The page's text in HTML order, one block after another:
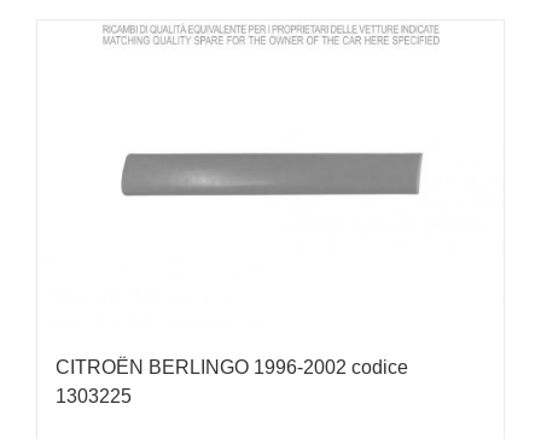
CITROËN BERLINGO 1996-2002 codice
1303225